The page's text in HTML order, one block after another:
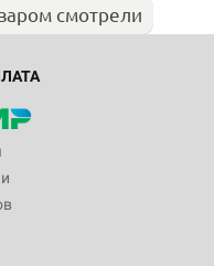
смотрели